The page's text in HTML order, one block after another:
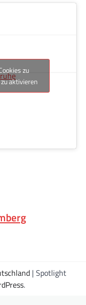
zu
aktivieren
| Spotlight
.